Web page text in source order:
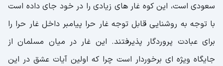
سعودی است، این کوه غار های زیادی را در خود جای داده است
با توجه به روشنایی قابل توجه غار حرا پیامبر داخل غار حرا را
برای عبادت پروردگار پذیرفتند. این غار در میان مسلمان از
جایگاه ویژه ای برخوردار است چرا که اولین آیات عشق در این